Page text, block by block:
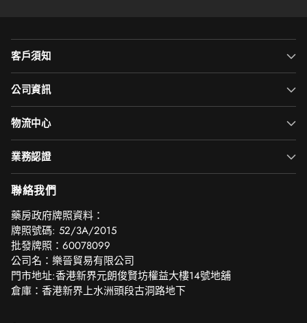
客戶須知
公司資訊
物流中心
業務認證
聯絡我們
‎藥房政府牌照資料：
牌照號碼: 52/3A/2015
批發牌照：60078099
公司名：樂晉貿易有限公司
門市地址:香港新界元朗俊賢坊權益大樓14號地舖
倉庫：香港新界上水洲頭段古洞路地下